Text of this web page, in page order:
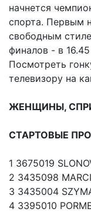
начнется
спорта. Первым
свободным
финалов - в
Посмотреть
телевизору на
ЖЕНЩИНЫ,
СТАРТОВЫЕ
1 3675019
2 3435098
3 3435004
4 3395010